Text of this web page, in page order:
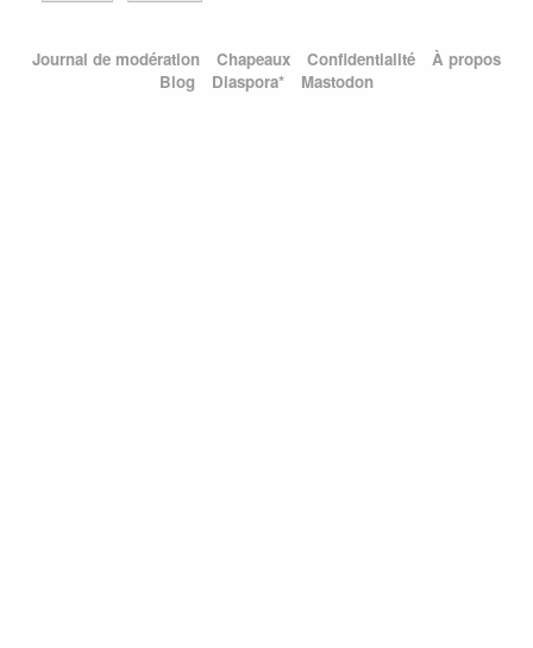
Journal de modération Chapeaux Confidentialité
À propos
Blog
Diaspora* Mastodon